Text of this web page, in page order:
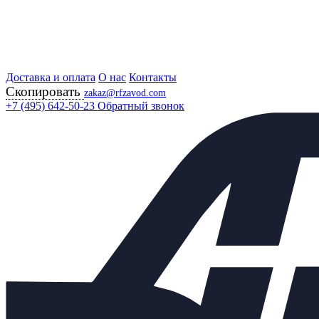
Доставка и оплата О нас Контакты
Скопировать zakaz@rfzavod.com
+7 (495) 642-50-23 Обратный звонок
Главная
Продукция
Регулирующая арматура
Регулирующие клапаны
Клапан регулирующий
односедельный 25с47п (НО)
Ду25 Ру40 с МИМ 200